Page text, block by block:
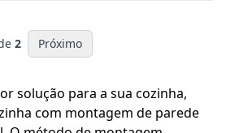
2 Próximo
solução para a sua cozinha,
com montagem de parede